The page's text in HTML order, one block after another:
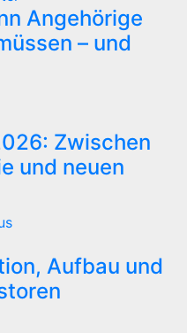
Angehörige
– und
Zwischen
und neuen
Aufbau und